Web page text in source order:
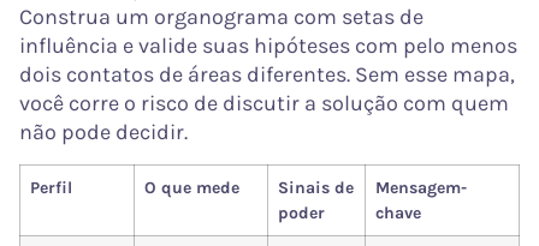
Construa um organograma com setas de
influência e valide suas hipóteses com pelo menos
dois contatos de áreas diferentes. Sem esse mapa,
você corre o risco de discutir a solução com quem
não pode decidir.
Perfil O que mede
Sinais de
poder
Mensagem-
chave